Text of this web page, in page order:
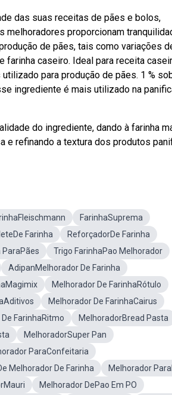
das suas receitas de pães e bolos,
melhoradores proporcionam
de pães, tais como variações
caseiro. Ideal para receita
para produção de pães. 1 %
ingrediente é mais utilizado na
do ingrediente, dando à farinha
e refinando a textura dos produtos
FarinhaSuprema
Farinha
ReforçadorDe Farinha
ParaPães
Trigo FarinhaPao Melhorador
AdipanMelhorador De Farinha
Melhorador De FarinhaRótulo
Melhorador De FarinhaCairus
FarinhaRitmo
MelhoradorBread Pasta
MelhoradorSuper Pan
ParaConfeitaria
Melhorador De Farinha
Melhorador
Melhorador DePao Em PO